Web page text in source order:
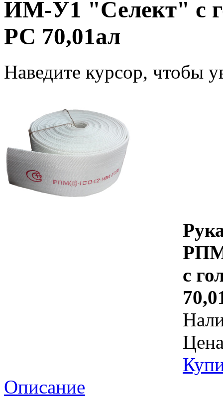
ИМ-У1 "Селект" с
РС 70,01ал
Наведите курсор, чтобы
с
Описание